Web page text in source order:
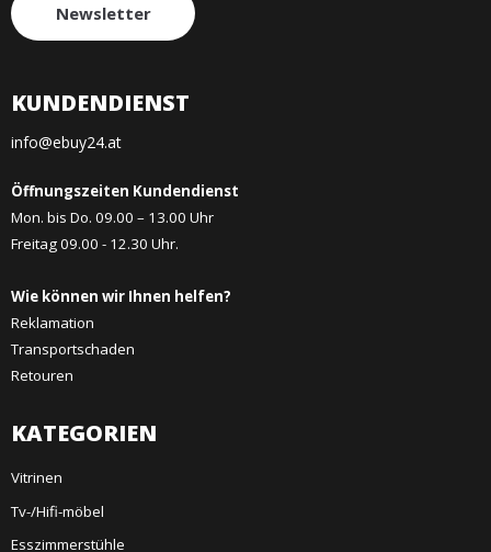
Newsletter
KUNDENDIENST
info@ebuy24.at
Öffnungszeiten Kundendienst
Mon. bis Do. 09.00 – 13.00 Uhr
Freitag 09.00 - 12.30 Uhr.
Wie können wir Ihnen helfen?
Reklamation
Transportschaden
Retouren
KATEGORIEN
Vitrinen
Tv-/Hifi-möbel
Esszimmerstühle